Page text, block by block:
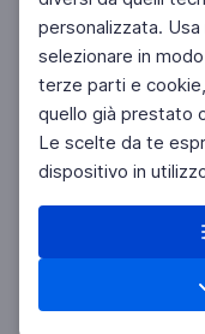
personalizzata. Usa
selezionare in
terze parti e
quello già prestato
Le scelte da te
dispositivo in